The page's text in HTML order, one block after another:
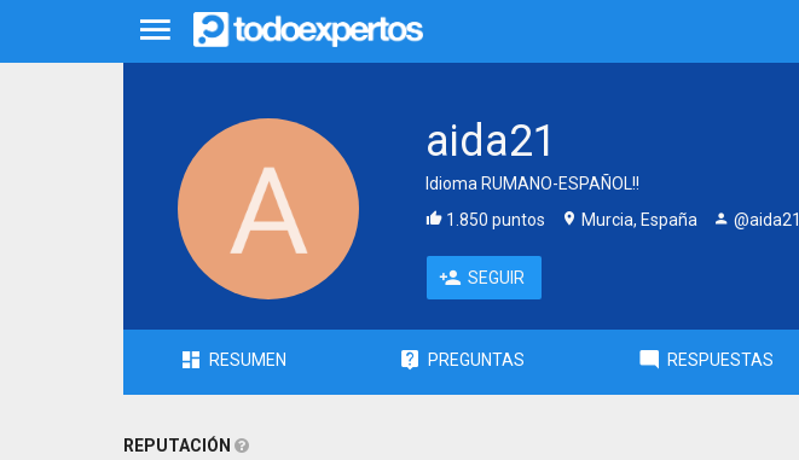
aida21
Idioma RUMANO-ESPAÑOL!!
1.850 puntos
Murcia, España @aida21
SEGUIR
RESUMEN PREGUNTAS RESPUESTAS
REPUTACIÓN